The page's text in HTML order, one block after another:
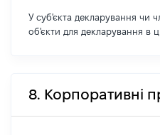
У суб'єкта декларування чи
об'єкти для декларування в
8. Корпоративні